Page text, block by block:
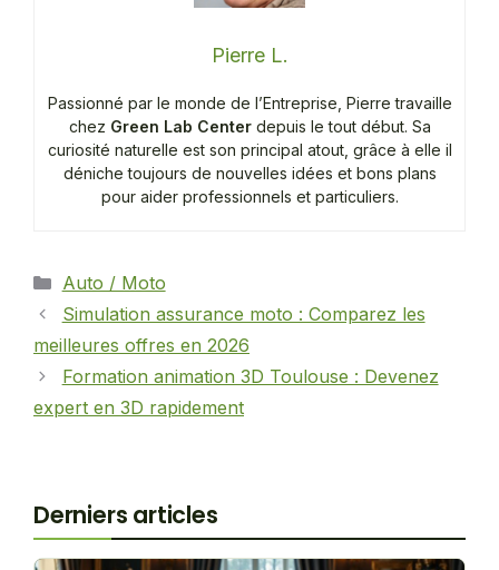
Pierre L.
Passionné par le monde de l’Entreprise, Pierre travaille
chez Green Lab Centerdepuis le tout début. Sa
curiosité naturelle est son principal atout, grâce à elle il
déniche toujours de nouvelles idées et bons plans
pour aider professionnels et particuliers.
Catégories
Auto / Moto
Simulation assurance moto : Comparez les
meilleures offres en 2026
Formation animation 3D Toulouse : Devenez
expert en 3D rapidement
Derniers articles